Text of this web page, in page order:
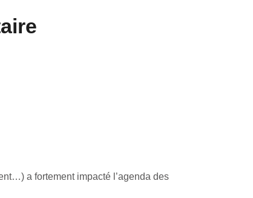
a fortement impacté l’agenda des